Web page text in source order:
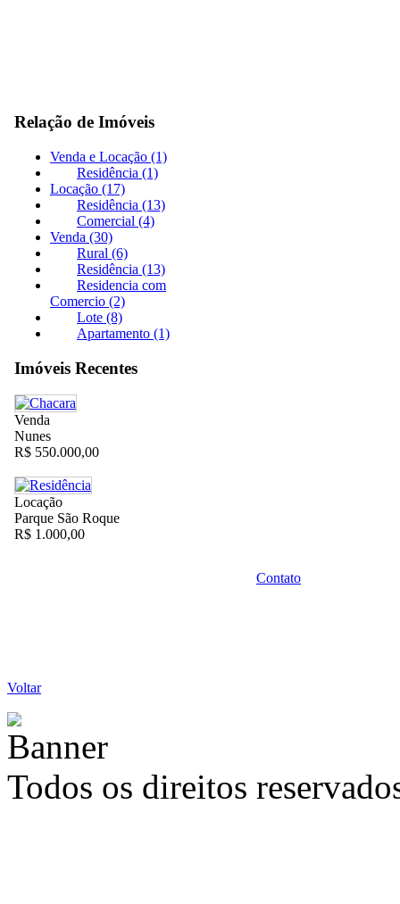
Relação de Imóveis
Venda e Locação (1)
Residência (1)
Locação (17)
Residência (13)
Comercial (4)
Venda (30)
Rural (6)
Residência (13)
Residencia com
Comercio (2)
Lote (8)
Apartamento (1)
Imóveis Recentes
Venda
Nunes
R$ 550.000,00
Locação
Parque São Roque
R$ 1.000,00
Contato
Voltar
Todos os direitos